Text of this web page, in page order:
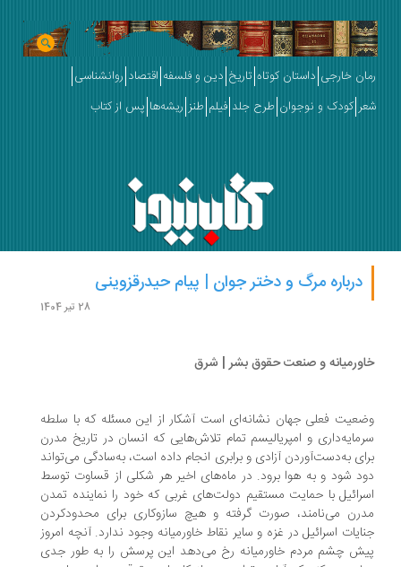
خارجی داستان کوتاه تاریخ دین و فلسفه اقتصاد روانشناسی
کودک و نوجوان طرح جلد فیلم طنز ریشه‌ها پس از کتاب
درباره مرگ و دختر جوان | پیام حیدرقزوینی
و صنعت حقوق بشر | شرق
فعلی جهان نشانه‌ای است آشکار از این مسئله که با سلطه
و امپریالیسم تمام تلاش‌هایی که انسان در تاریخ مدرن
به‌دست‌آوردن آزادی و برابری انجام داده است، به‌سادگی می‌تواند
شود و به هوا برود. در ماه‌های اخیر هر شکلی از قساوت توسط
با حمایت مستقیم دولت‌های غربی که خود را نماینده تمدن
می‌نامند، صورت گرفته و هیچ سازوکاری برای محدودکردن
اسرائیل در غزه و سایر نقاط خاورمیانه وجود ندارد. آنچه امروز
چشم مردم خاورمیانه رخ می‌دهد این پرسش را به طور جدی